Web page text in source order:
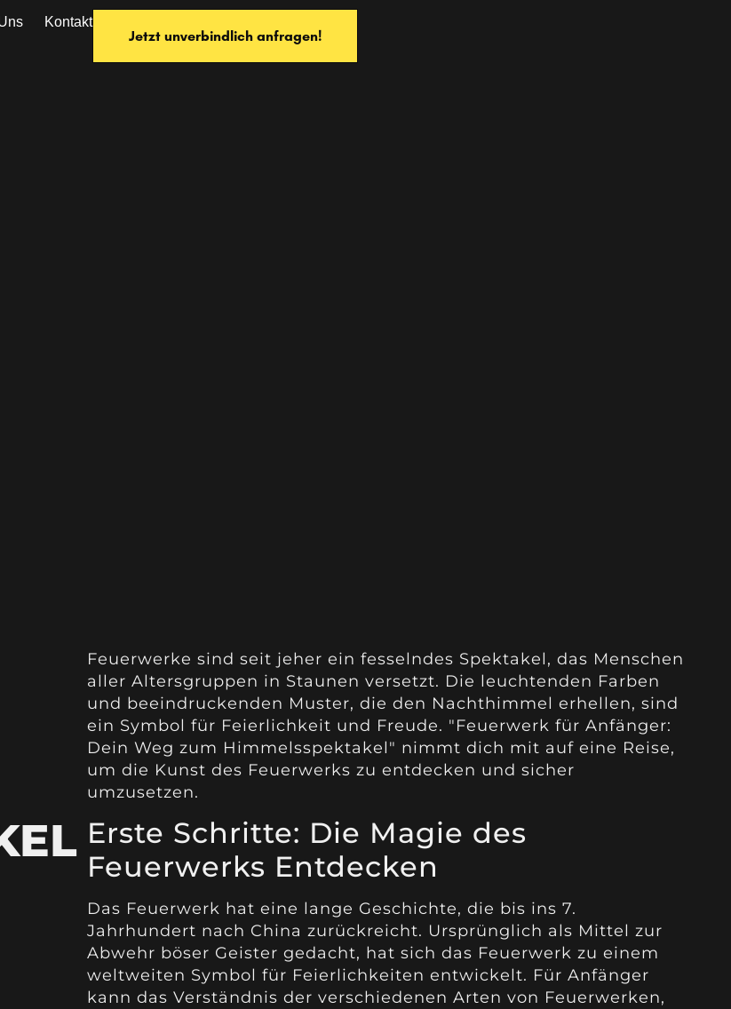
Kontakt
Jetzt unverbindlich anfragen!
Feuerwerke sind seit jeher ein fesselndes Spektakel, das Menschen
aller Altersgruppen in Staunen versetzt. Die leuchtenden Farben
und beeindruckenden Muster, die den Nachthimmel erhellen, sind
ein Symbol für Feierlichkeit und Freude. "Feuerwerk für Anfänger:
Dein Weg zum Himmelsspektakel" nimmt dich mit auf eine Reise,
um die Kunst des Feuerwerks zu entdecken und sicher
umzusetzen.
Erste Schritte: Die Magie des
Feuerwerks Entdecken
Das Feuerwerk hat eine lange Geschichte, die bis ins 7.
Jahrhundert nach China zurückreicht. Ursprünglich als Mittel zur
Abwehr böser Geister gedacht, hat sich das Feuerwerk zu einem
weltweiten Symbol für Feierlichkeiten entwickelt. Für Anfänger
kann das Verständnis der verschiedenen Arten von Feuerwerken,